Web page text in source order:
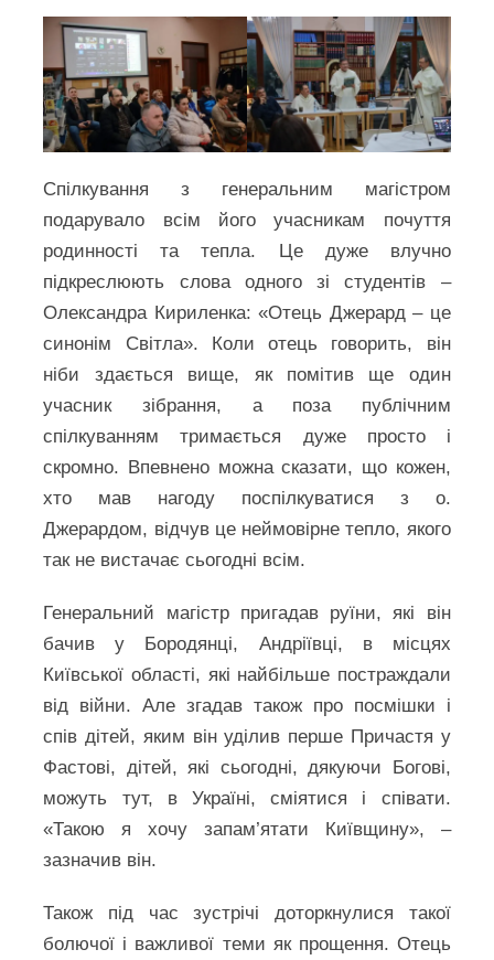
Спілкування з генеральним магістром
подарувало всім його учасникам почуття
родинності та тепла. Це дуже влучно
підкреслюють слова одного зі студентів –
Олександра Кириленка: «Отець Джерард – це
синонім Світла». Коли отець говорить, він
ніби здається вище, як помітив ще один
учасник зібрання, а поза публічним
спілкуванням тримається дуже просто і
скромно. Впевнено можна сказати, що кожен,
хто мав нагоду поспілкуватися з о.
Джерардом, відчув це неймовірне тепло, якого
так не вистачає сьогодні всім.
Генеральний магістр пригадав руїни, які він
бачив у Бородянці, Андріївці, в місцях
Київської області, які найбільше постраждали
від війни. Але згадав також про посмішки і
спів дітей, яким він уділив перше Причастя у
Фастові, дітей, які сьогодні, дякуючи Богові,
можуть тут, в Україні, сміятися і співати.
«Такою я хочу запам’ятати Київщину», –
зазначив він.
Також під час зустрічі доторкнулися такої
болючої і важливої теми як прощення. Отець